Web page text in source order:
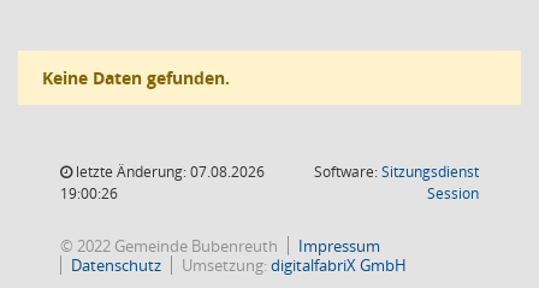
Keine Daten gefunden.
letzte Änderung: 07.08.2026
19:00:26
Software:Sitzungsdienst
Session(Wird in
© 2022 Gemeinde Bubenreuth
Impressum
Datenschutz
Umsetzung:digitalfabriX GmbH